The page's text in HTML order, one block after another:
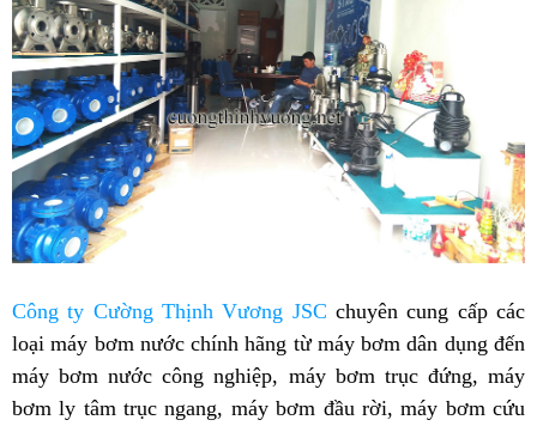
Công ty Cường Thịnh Vương JSC chuyên cung cấp các
loại máy bơm nước chính hãng từ máy bơm dân dụng đến
máy bơm nước công nghiệp, máy bơm trục đứng, máy
bơm ly tâm trục ngang, máy bơm đầu rời, máy bơm cứu